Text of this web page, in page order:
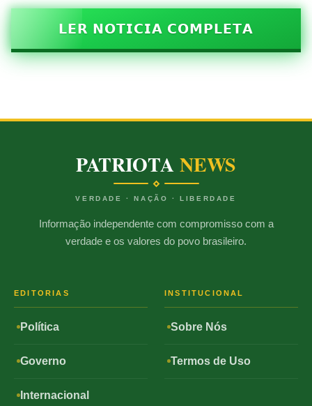
𝗟𝗘𝗥 𝗡𝗢𝗧𝗜𝗖𝗜𝗔 𝗖𝗢𝗠𝗣𝗟𝗘𝗧𝗔
PATRIOTANEWS
VERDADE · NAÇÃO · LIBERDADE
Informação independente com compromisso com a
verdade e os valores do povo brasileiro.
EDITORIAS
Política
Governo
Internacional
INSTITUCIONAL
Sobre Nós
Termos de Uso